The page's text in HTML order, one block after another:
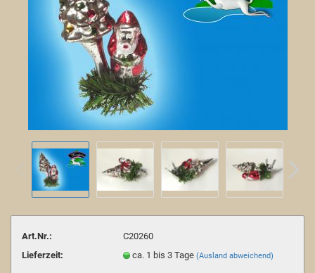
Art.Nr.:
C20260
Lieferzeit:
ca. 1 bis 3 Tage (Ausland abweichend)